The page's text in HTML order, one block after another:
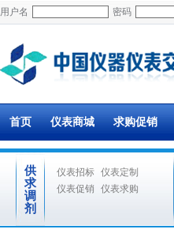
用户名 密码
首页 仪表商城 求购促销
供
求
调
剂
仪表招标 仪表定制
仪表促销
仪表求购